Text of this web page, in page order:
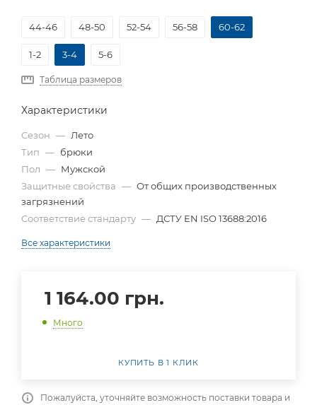
44-46 48-50 52-54 56-58 60-62
1-2 3-4 5-6
Таблица размеров
Характеристики
Сезон — Лето
Тип — брюки
Пол — Мужской
Защитные свойства — От общих производственных
загрязнений
Соответствие стандарту — ДСТУ EN ISO 13688:2016
Все характеристики
1 164.00 грн.
Много
КУПИТЬ В 1 КЛИК
Пожалуйста, уточняйте возможность поставки товара и